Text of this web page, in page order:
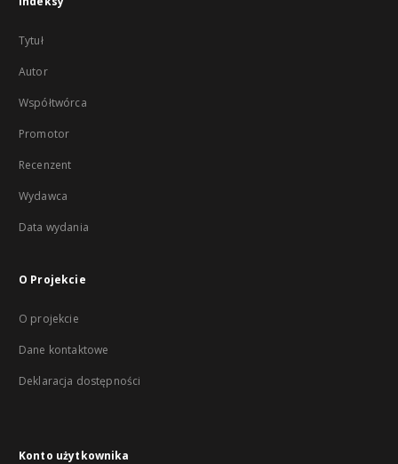
Tytuł
Autor
Współtwórca
Promotor
Recenzent
Wydawca
Data wydania
O Projekcie
O projekcie
Dane kontaktowe
Deklaracja dostępności
Konto użytkownika